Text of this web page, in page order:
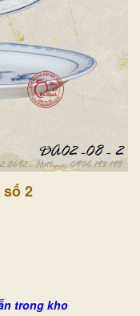
2
trong kho